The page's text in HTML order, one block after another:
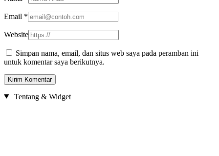
Email *
Website
Simpan nama, email, dan situs web saya pada peramban ini
untuk komentar saya berikutnya.
Tentang & Widget